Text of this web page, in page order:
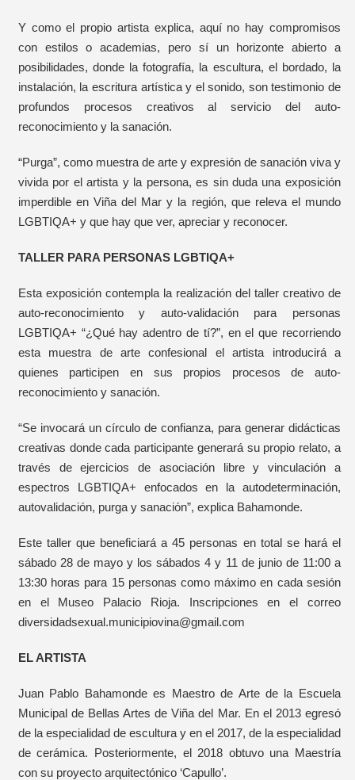
Y como el propio artista explica, aquí no hay compromisos
con estilos o academias, pero sí un horizonte abierto a
posibilidades, donde la fotografía, la escultura, el bordado, la
instalación, la escritura artística y el sonido, son testimonio de
profundos procesos creativos al servicio del auto-
reconocimiento y la sanación.
“Purga”, como muestra de arte y expresión de sanación viva y
vivida por el artista y la persona, es sin duda una exposición
imperdible en Viña del Mar y la región, que releva el mundo
LGBTIQA+ y que hay que ver, apreciar y reconocer.
TALLER PARA PERSONAS LGBTIQA+
Esta exposición contempla la realización del taller creativo de
auto-reconocimiento y auto-validación para personas
LGBTIQA+ “¿Qué hay adentro de tí?”, en el que recorriendo
esta muestra de arte confesional el artista introducirá a
quienes participen en sus propios procesos de auto-
reconocimiento y sanación.
“Se invocará un círculo de confianza, para generar didácticas
creativas donde cada participante generará su propio relato, a
través de ejercicios de asociación libre y vinculación a
espectros LGBTIQA+ enfocados en la autodeterminación,
autovalidación, purga y sanación”, explica Bahamonde.
Este taller que beneficiará a 45 personas en total se hará el
sábado 28 de mayo y los sábados 4 y 11 de junio de 11:00 a
13:30 horas para 15 personas como máximo en cada sesión
en el Museo Palacio Rioja. Inscripciones en el correo
diversidadsexual.municipiovina@gmail.com
EL ARTISTA
Juan Pablo Bahamonde es Maestro de Arte de la Escuela
Municipal de Bellas Artes de Viña del Mar. En el 2013 egresó
de la especialidad de escultura y en el 2017, de la especialidad
de cerámica. Posteriormente, el 2018 obtuvo una Maestría
con su proyecto arquitectónico ‘Capullo’.